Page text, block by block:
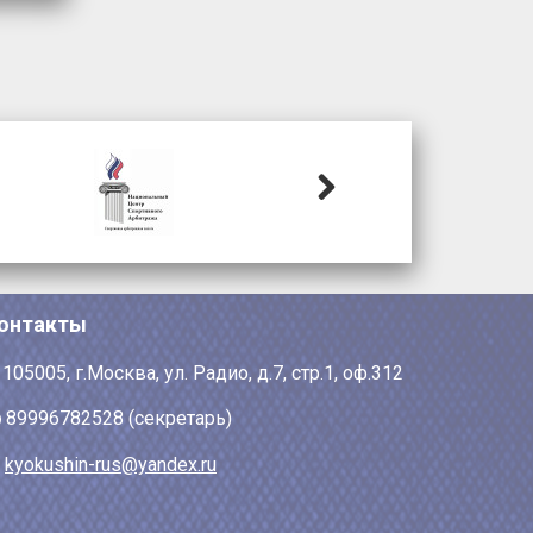
г.Москва, ул. Радио, д.7, стр.1, оф.312
89996782528 (секретарь)
kyokushin-rus@yandex.ru